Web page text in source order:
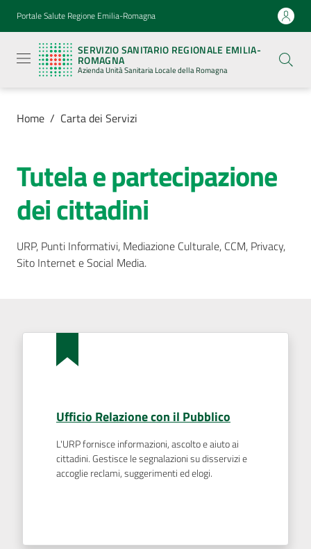
Vai al contenuto
Vai alla navigazione
Vai al footer
Portale Salute Regione Emilia-Romagna
SERVIZIO SANITARIO REGIONALE EMILIA-
ROMAGNA
Azienda Unità Sanitaria Locale della Romagna
Sanitario
Regionale
Emilia-
Romagna
Azienda
Sanitaria
Locale della
Luoghi
AUSL
Home / Carta dei Servizi
Tutela e partecipazione
dei cittadini
URP, Punti Informativi, Mediazione Culturale, CCM, Privacy,
Sito Internet e Social Media.
Ufficio Relazione con il Pubblico
L'URP fornisce informazioni, ascolto e aiuto ai
cittadini. Gestisce le segnalazioni su disservizi e
accoglie reclami, suggerimenti ed elogi.